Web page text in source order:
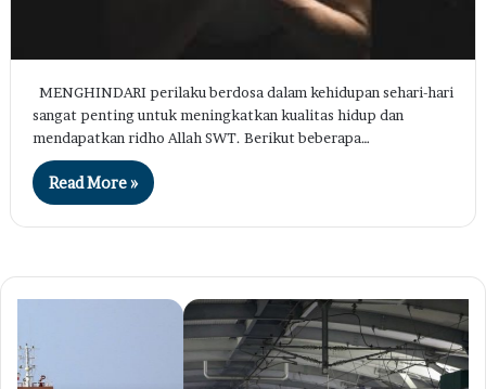
MENGHINDARI perilaku berdosa dalam kehidupan sehari-hari
sangat penting untuk meningkatkan kualitas hidup dan
mendapatkan ridho Allah SWT. Berikut beberapa…
Read More »
Tarif
TransJ,